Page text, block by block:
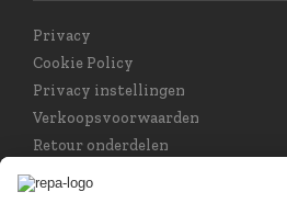
Privacy
Cookie Policy
Privacy instellingen
Verkoopsvoorwaarden
Retour onderdelen